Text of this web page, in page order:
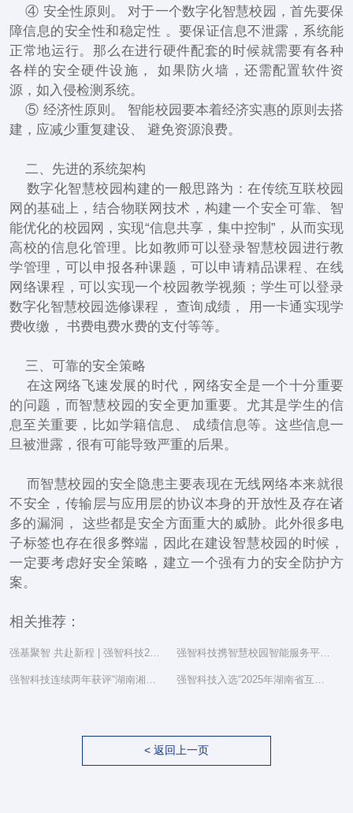
④ 安全性原则。 对于一个数字化智慧校园，首先要保
障信息的安全性和稳定性 。要保证信息不泄露，系统能
正常地运行。那么在进行硬件配套的时候就需要有各种
各样的安全硬件设施， 如果防火墙，还需配置软件资
源，如入侵检测系统。
⑤ 经济性原则。 智能校园要本着经济实惠的原则去搭
建，应减少重复建设、 避免资源浪费。
二、先进的系统架构
数字化智慧校园构建的一般思路为：在传统互联校园
网的基础上，结合物联网技术，构建一个安全可靠、智
能优化的校园网，实现“信息共享，集中控制”，从而实现
高校的信息化管理。比如教师可以登录智慧校园进行教
学管理，可以申报各种课题，可以申请精品课程、在线
网络课程，可以实现一个校园教学视频；学生可以登录
数字化智慧校园选修课程， 查询成绩， 用一卡通实现学
费收缴， 书费电费水费的支付等等。
三、可靠的安全策略
在这网络飞速发展的时代，网络安全是一个十分重要
的问题，而智慧校园的安全更加重要。尤其是学生的信
息至关重要，比如学籍信息、 成绩信息等。这些信息一
旦被泄露，很有可能导致严重的后果。
而智慧校园的安全隐患主要表现在无线网络本来就很
不安全，传输层与应用层的协议本身的开放性及存在诸
多的漏洞， 这些都是安全方面重大的威胁。此外很多电
子标签也存在很多弊端，因此在建设智慧校园的时候，
一定要考虑好安全策略，建立一个强有力的安全防护方
案。
相关推荐：
强基聚智 共赴新程 | 强智科技2025年度总结表彰大会隆重举行 强智科技携智慧校园智能服务平台亮相湖南省教育信息化工作研讨会
强智科技连续两年获评“湖南湘江新区民营企业社会责任百强” 强智科技入选“2025年湖南省互联网综合实力前三十家企业”
< 返回上一页